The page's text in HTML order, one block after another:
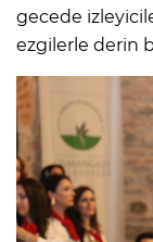
gecede
ezgilerle derin